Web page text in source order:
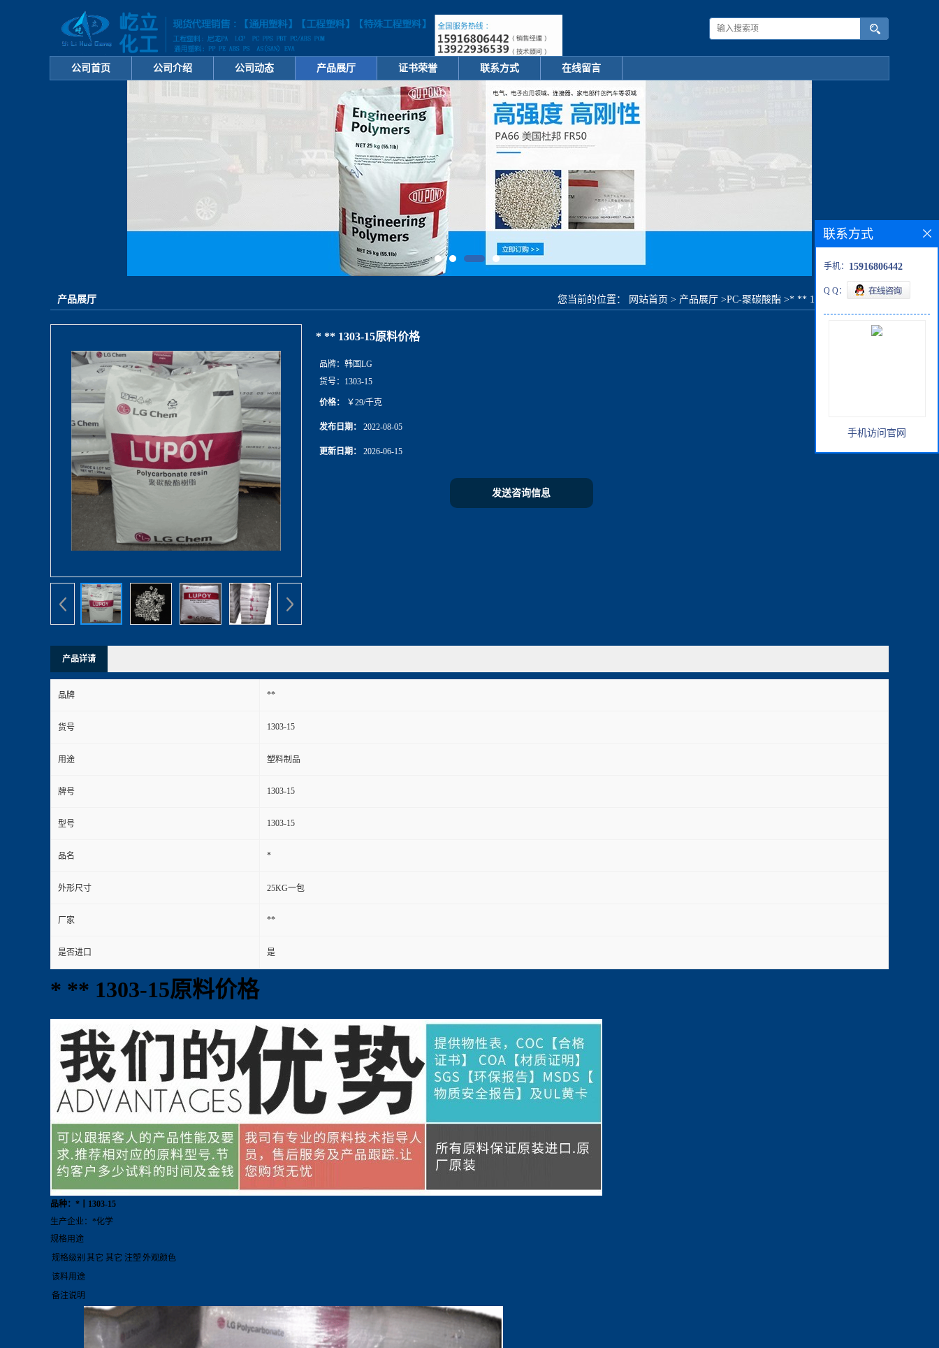
公司首页 公司介绍 公司动态 产品展厅 证书荣誉 联系方式 在线留言
产品展厅 您当前的位置： 网站首页 > 产品展厅 >PC-聚碳酸酯 >* ** 1303-15原料价格
* ** 1303-15原料价格
品牌： 韩国LG
货号： 1303-15
价格： ￥29/千克
发布日期： 2022-08-05
更新日期： 2026-06-15
发送咨询信息
产品详请
品牌 **
货号 1303-15
用途 塑料制品
牌号 1303-15
型号 1303-15
品名 *
外形尺寸 25KG一包
厂家 **
是否进口 是
* ** 1303-15原料价格
品种：*丨1303-15
生产企业：*化学
规格用途
规格级别 其它 其它 注塑 外观颜色
该料用途
备注说明
联系方式
手机： 15916806442
Q Q：
手机访问官网